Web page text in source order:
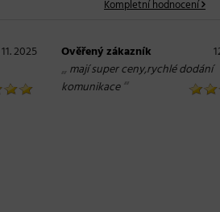
Kompletní hodnocení
2025 Ověřený zákazník
„ mají super ceny,rychlé dodání
komunikace“